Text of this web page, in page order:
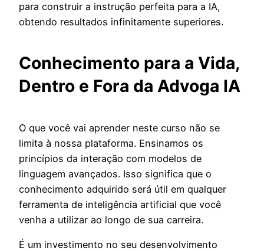
para construir a instrução perfeita para a IA,
obtendo resultados infinitamente superiores.
Conhecimento para a Vida,
Dentro e Fora da Advoga IA
O que você vai aprender neste curso não se
limita à nossa plataforma. Ensinamos os
princípios da interação com modelos de
linguagem avançados. Isso significa que o
conhecimento adquirido será útil em qualquer
ferramenta de inteligência artificial que você
venha a utilizar ao longo de sua carreira.
É um investimento no seu desenvolvimento